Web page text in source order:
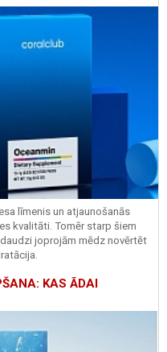
līmenis un atjaunošanās
kvalitāti. Tomēr starp šiem
joprojām mēdz novērtēt
KAS ĀDAI